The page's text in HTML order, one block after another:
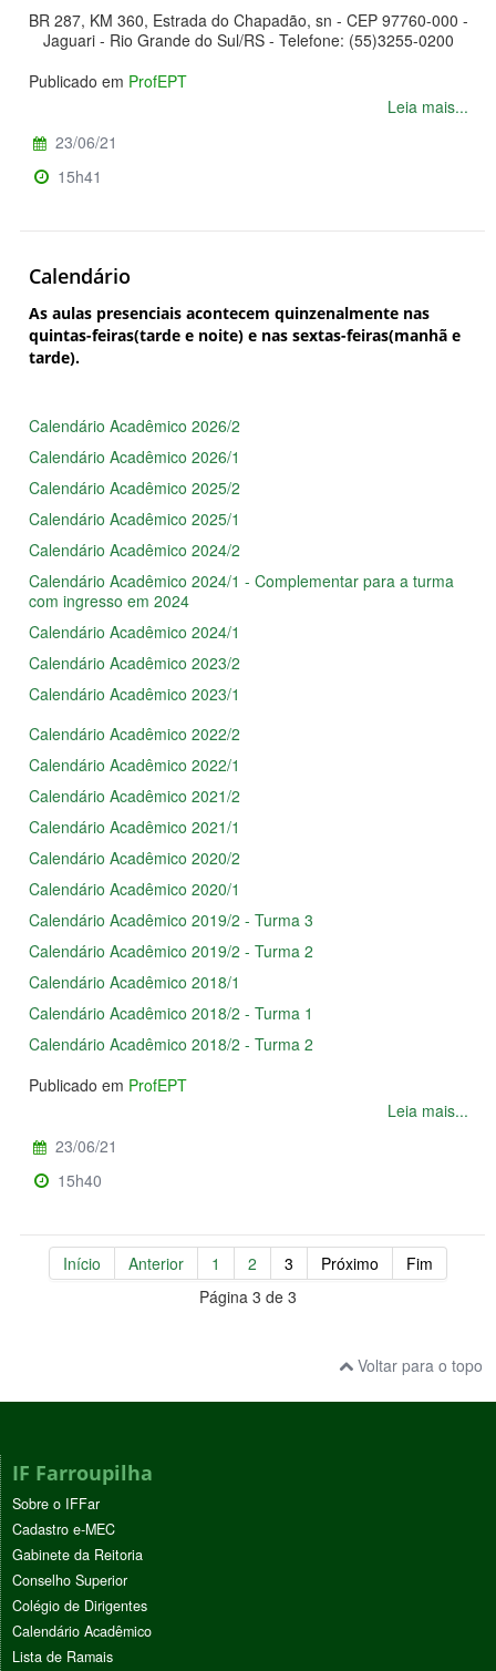
BR 287, KM 360, Estrada do Chapadão, sn - CEP 97760-000 -
Jaguari - Rio Grande do Sul/RS - Telefone: (55)3255-0200
Publicado em ProfEPT
Leia mais...
23/06/21
15h41
Calendário
As aulas presenciais acontecem quinzenalmente nas
quintas-feiras(tarde e noite) e nas sextas-feiras(manhã e
tarde).
Calendário Acadêmico 2026/2
Calendário Acadêmico 2026/1
Calendário Acadêmico 2025/2
Calendário Acadêmico 2025/1
Calendário Acadêmico 2024/2
Calendário Acadêmico 2024/1 - Complementar para a turma
com ingresso em 2024
Calendário Acadêmico 2024/1
Calendário Acadêmico 2023/2
Calendário Acadêmico 2023/1
Calendário Acadêmico 2022/2
Calendário Acadêmico 2022/1
Calendário Acadêmico 2021/2
Calendário Acadêmico 2021/1
Calendário Acadêmico 2020/2
Calendário Acadêmico 2020/1
Calendário Acadêmico 2019/2 - Turma 3
Calendário Acadêmico 2019/2 - Turma 2
Calendário Acadêmico 2018/1
Calendário Acadêmico 2018/2 - Turma 1
Calendário Acadêmico 2018/2 - Turma 2
Publicado em ProfEPT
Leia mais...
23/06/21
15h40
Início Anterior 1 2 3 Próximo
Fim
Página 3 de 3
Voltar para o topo
IF Farroupilha
Sobre o IFFar
Cadastro e-MEC
Gabinete da Reitoria
Conselho Superior
Colégio de Dirigentes
Calendário Acadêmico
Lista de Ramais